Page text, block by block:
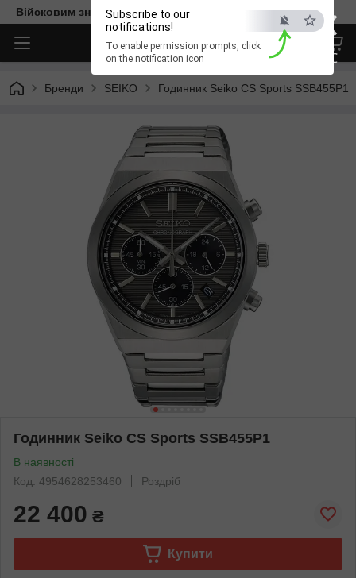
×
ESC
Subscribe to our
notifications!
To enable permission prompts, click
on the notification icon
Війсковим знижка -15%. Безкоштовна доставка
Бренди SEIKO Годинник Seiko CS Sports SSB455P1
Годинник Seiko CS Sports SSB455P1
В наявності
Код: 4954628253460
Роздріб
22 400 ₴
Купити